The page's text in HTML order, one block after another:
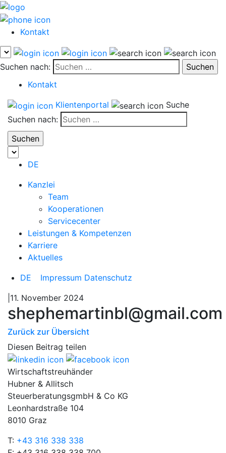
Kontakt
Suchen nach:
Kontakt
Klientenportal
Suche
Suchen nach:
DE
Kanzlei
Team
Kooperationen
Servicecenter
Leistungen & Kompetenzen
Karriere
Aktuelles
DE
Impressum Datenschutz
|11. November 2024
shephemartinbl@gmail.com
Zurück zur Übersicht
Diesen Beitrag teilen
Wirtschaftstreuhänder
Hubner & Allitsch
SteuerberatungsgmbH & Co KG
Leonhardstraße 104
8010 Graz
T: +43 316 338 338